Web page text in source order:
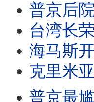
普京后院起火：克里
台湾长荣货船
海马斯开火，
克里米亚变孤岛
普京最尴尬一天